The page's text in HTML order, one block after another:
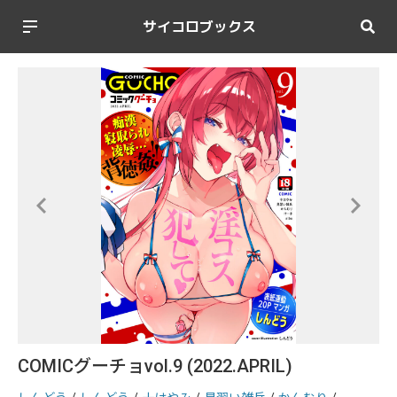
サイコロブックス
COMICグーチョvol.9 (2022.APRIL)